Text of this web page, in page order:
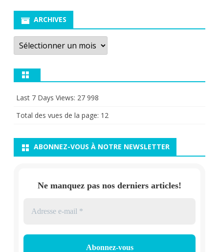
ARCHIVES
Archives
Last 7 Days Views: 27 998
Total des vues de la page: 12
ABONNEZ-VOUS À NOTRE NEWSLETTER
Ne manquez pas nos derniers articles!